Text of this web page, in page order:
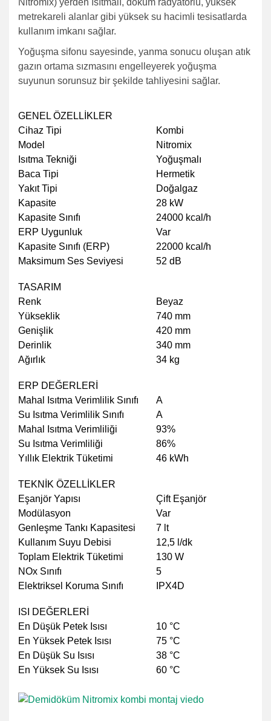
metrekareli alanlar gibi yüksek su hacimli tesisatlarda
kullanım imkanı sağlar.
Yoğuşma sifonu sayesinde, yanma sonucu oluşan atık
gazın ortama sızmasını engelleyerek yoğuşma
suyunun sorunsuz bir şekilde tahliyesini sağlar.
GENEL ÖZELLİKLER
Cihaz Tipi
Kombi
Model
Nitromix
Isıtma Tekniği
Yoğuşmalı
Baca Tipi
Hermetik
Yakıt Tipi
Doğalgaz
Kapasite
28 kW
Kapasite Sınıfı
24000 kcal/h
ERP Uygunluk
Var
Kapasite Sınıfı (ERP)
22000 kcal/h
Maksimum Ses Seviyesi
52 dB
TASARIM
Renk
Beyaz
Yükseklik
740 mm
Genişlik
420 mm
Derinlik
340 mm
Ağırlık
34 kg
ERP DEĞERLERİ
Mahal Isıtma Verimlilik Sınıfı
A
Su Isıtma Verimlilik Sınıfı
A
Mahal Isıtma Verimliliği
93%
Su Isıtma Verimliliği
86%
Yıllık Elektrik Tüketimi
46 kWh
TEKNİK ÖZELLİKLER
Eşanjör Yapısı
Çift Eşanjör
Modülasyon
Var
Genleşme Tankı Kapasitesi
7 lt
Kullanım Suyu Debisi
12,5 l/dk
Toplam Elektrik Tüketimi
130 W
NOx Sınıfı
5
Elektriksel Koruma Sınıfı
IPX4D
ISI DEĞERLERİ
En Düşük Petek Isısı
10 °C
En Yüksek Petek Isısı
75 °C
En Düşük Su Isısı
38 °C
En Yüksek Su Isısı
60 °C